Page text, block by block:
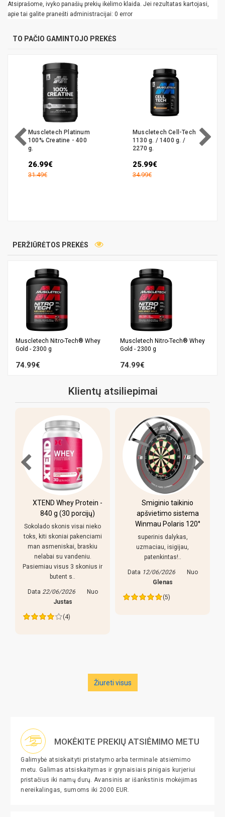
Atsiprašome, ivyko panašių prekių ikėlimo klaida. Jei rezultatas kartojasi,
apie tai galite pranešti administracijai: 0 error
TO PAČIO GAMINTOJO PREKĖS
Muscletech Platinum
100% Creatine - 400
g.
26.99€
31.49€
Muscletech Cell-Tech
1130 g. / 1400 g. /
2270 g.
25.99€
34.99€
PERŽIŪRĖTOS PREKĖS
Muscletech Nitro-Tech® Whey
Gold - 2300 g
74.99€
Muscletech Nitro-Tech® Whey
Gold - 2300 g
74.99€
Klientų atsiliepimai
Smiginio taikinio
apšvietimo sistema
Winmau Polaris 120°
superinis dalykas,
uzmaciau, isigijau,
patenkintas!..
12/06/2026
Pulo stalas Bilaro
Winner 7 pėdų
(213x118cm) žalias
audinys su
komplektacija
Pirkiniu patenkintas,
reguliuojamso kojeles geras
dalykas, stalas nekliba. Bet
lazdos prastos, liaudiskai
Žiureti visus
MOKĖKITE PREKIŲ ATSIĖMIMO METU
Galimybė atsiskaityti pristatymo arba terminale atsiėmimo
metu. Galimas atsiskaitymas ir grynaisiais pinigais kurjeriui
pristačius iki namų durų. Avansinis ar išankstinis mokėjimas
nereikalingas, sumoms iki 2000 EUR.